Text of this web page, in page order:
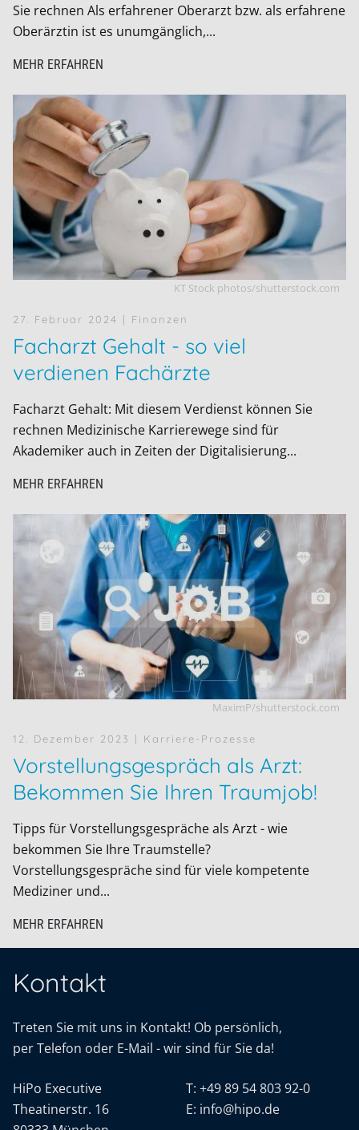
Sie rechnen Als erfahrener Oberarzt bzw. als erfahrene
Oberärztin ist es unumgänglich,...
MEHR ERFAHREN
KT Stock photos/shutterstock.com
27. Februar 2024 | Finanzen
Facharzt Gehalt - so viel
verdienen Fachärzte
Facharzt Gehalt: Mit diesem Verdienst können Sie
rechnen Medizinische Karrierewege sind für
Akademiker auch in Zeiten der Digitalisierung...
MEHR ERFAHREN
MaximP/shutterstock.com
12. Dezember 2023 | Karriere-Prozesse
Vorstellungsgespräch als Arzt:
Bekommen Sie Ihren Traumjob!
Tipps für Vorstellungsgespräche als Arzt - wie
bekommen Sie Ihre Traumstelle?
Vorstellungsgespräche sind für viele kompetente
Mediziner und...
MEHR ERFAHREN
Kontakt
Treten Sie mit uns in Kontakt! Ob persönlich,
per Telefon oder E-Mail - wir sind für Sie da!
HiPo Executive
Theatinerstr. 16
T: +49 89 54 803 92-0
E: info@hipo.de